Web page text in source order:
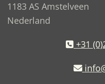
1183 AS Amstelveen
Nederland
+31